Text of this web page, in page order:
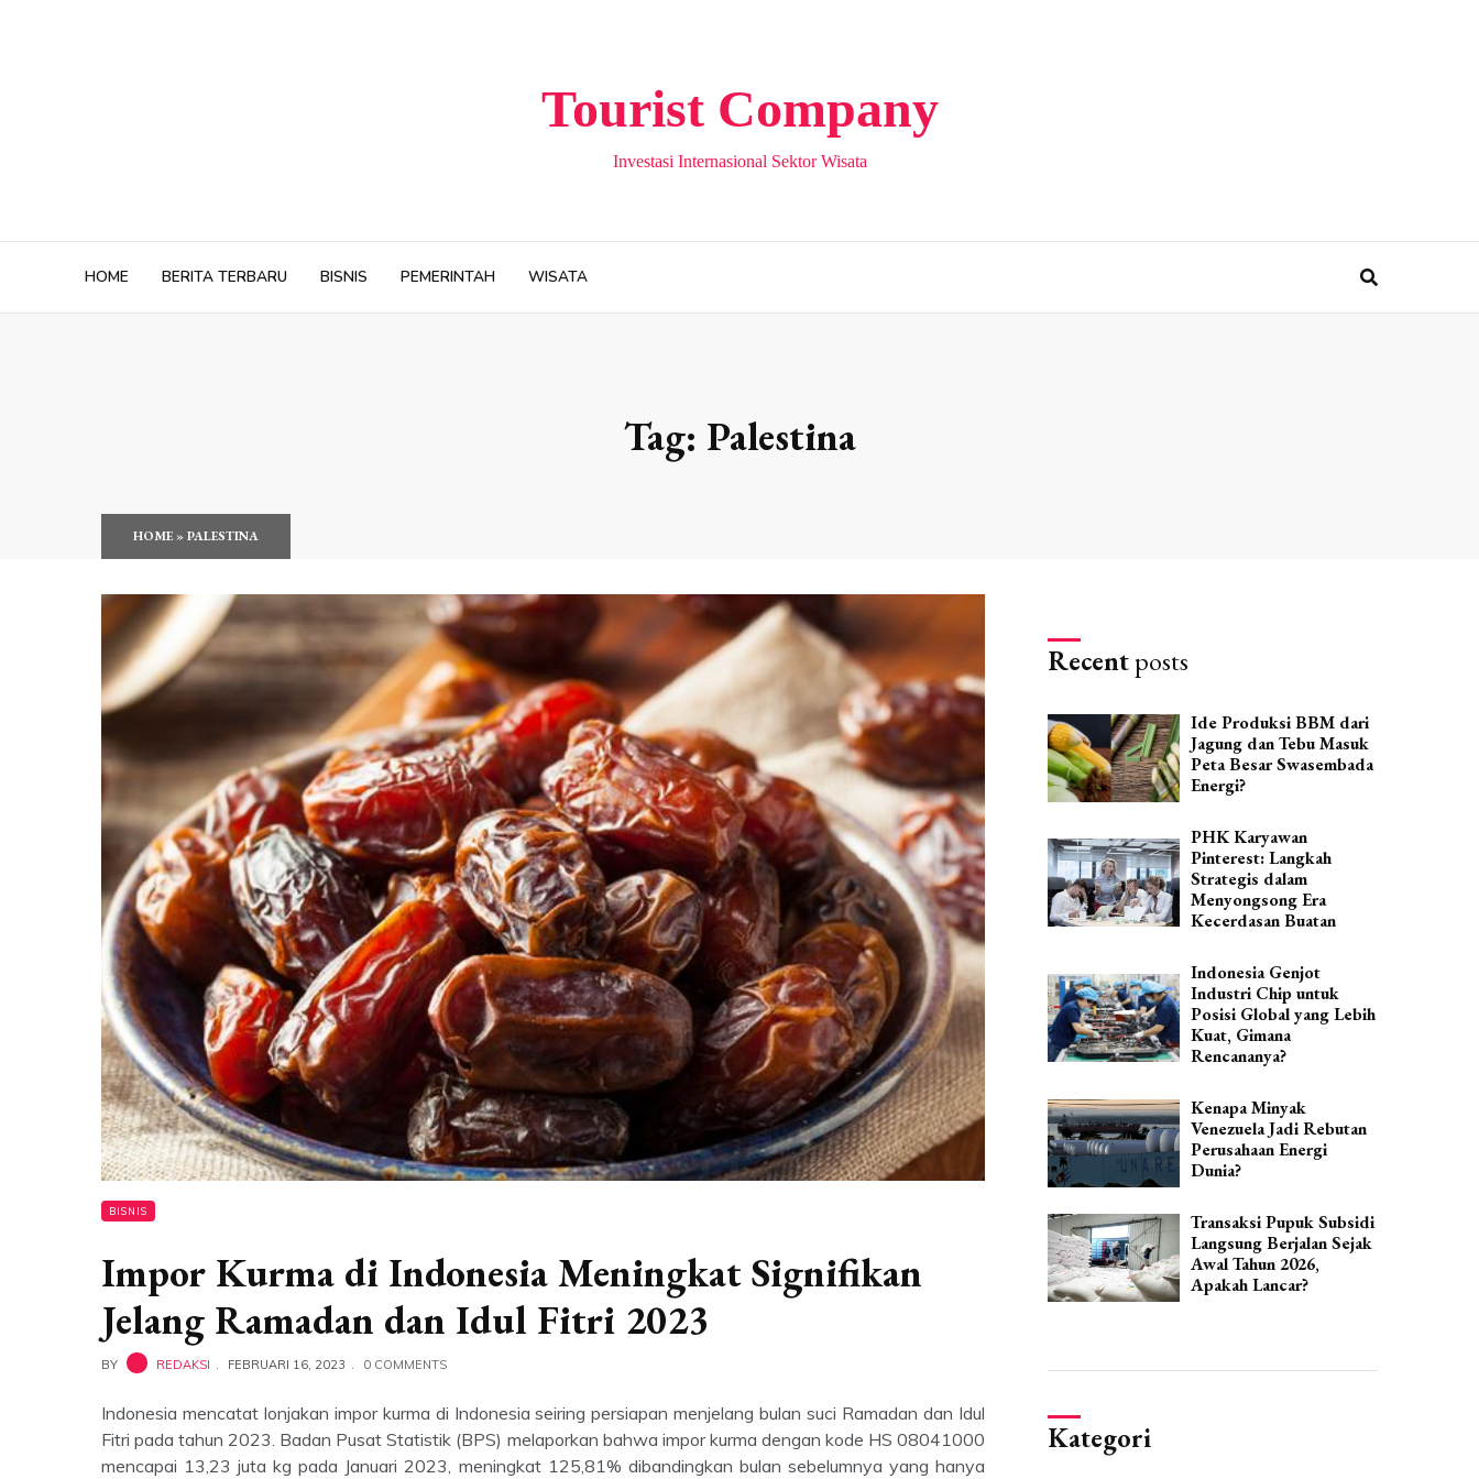
Tourist Company
Investasi Internasional Sektor Wisata
HOME BERITA TERBARU BISNIS PEMERINTAH WISATA
Tag: Palestina
HOME»PALESTINA
BISNIS
Impor Kurma di Indonesia Meningkat Signifikan
Jelang Ramadan dan Idul Fitri 2023
BY REDAKSI FEBRUARI 16, 2023 0 COMMENTS
Indonesia mencatat lonjakan impor kurma di Indonesia seiring persiapan menjelang bulan suci Ramadan dan Idul
Fitri pada tahun 2023. Badan Pusat Statistik (BPS) melaporkan bahwa impor kurma dengan kode HS 08041000
mencapai 13,23 juta kg pada Januari 2023, meningkat 125,81% dibandingkan bulan sebelumnya yang hanya
Recentposts
Ide Produksi BBM dari
Jagung dan Tebu Masuk
Peta Besar Swasembada
Energi?
PHK Karyawan
Pinterest: Langkah
Strategis dalam
Menyongsong Era
Kecerdasan Buatan
Indonesia Genjot
Industri Chip untuk
Posisi Global yang Lebih
Kuat, Gimana
Rencananya?
Kenapa Minyak
Venezuela Jadi Rebutan
Perusahaan Energi
Dunia?
Transaksi Pupuk Subsidi
Langsung Berjalan Sejak
Awal Tahun 2026,
Apakah Lancar?
Kategori